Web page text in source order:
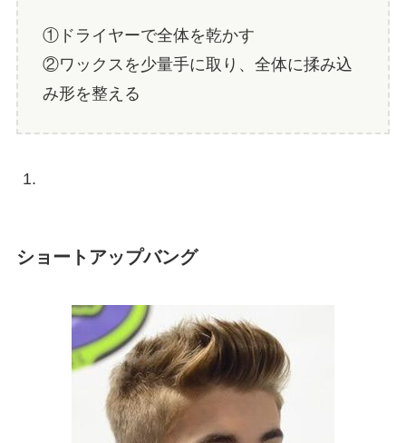
①ドライヤーで全体を乾かす
②ワックスを少量手に取り、全体に揉み込
み形を整える
ショートアップバング